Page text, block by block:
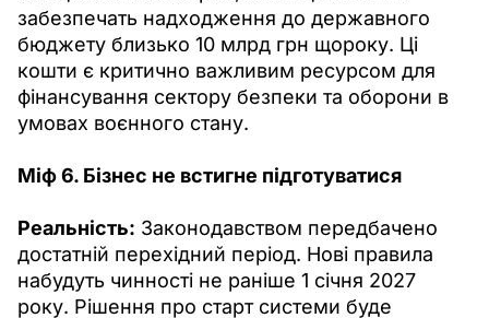
забезпечать надходження до державного
бюджету близько 10 млрд грн щороку. Ці
кошти є критично важливим ресурсом для
фінансування сектору безпеки та оборони в
умовах воєнного стану.
Міф 6. Бізнес не встигне підготуватися
Реальність: Законодавством передбачено
достатній перехідний період. Нові правила
набудуть чинності не раніше 1 січня 2027
року. Рішення про старт системи буде